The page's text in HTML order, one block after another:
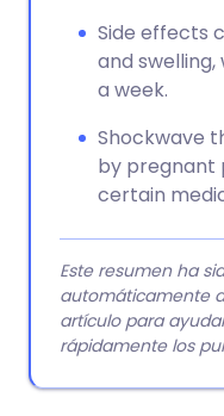
Side effects
and
a week.
Shockwave
by pregnant
certain
Este resumen ha
automáticamente
artículo para
rápidamente los